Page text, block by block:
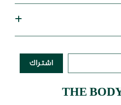
اشتراك
THE